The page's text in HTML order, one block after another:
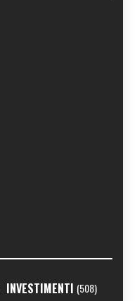
INVESTIMENTI (508)